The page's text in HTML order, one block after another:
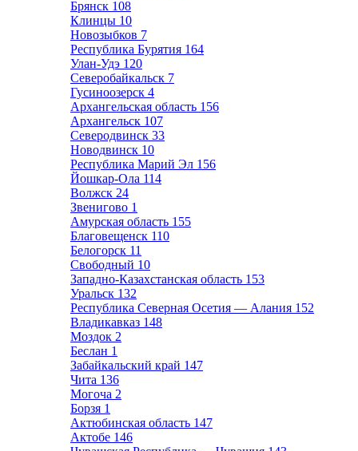
Брянск 108
Клинцы 10
Новозыбков 7
Республика Бурятия 164
Улан-Удэ 120
Северобайкальск 7
Гусиноозерск 4
Архангельская область 156
Архангельск 107
Северодвинск 33
Новодвинск 10
Республика Марий Эл 156
Йошкар-Ола 114
Волжск 24
Звенигово 1
Амурская область 155
Благовещенск 110
Белогорск 11
Свободный 10
Западно-Казахстанская область 153
Уральск 132
Республика Северная Осетия — Алания 152
Владикавказ 148
Моздок 2
Беслан 1
Забайкальский край 147
Чита 136
Могоча 2
Борзя 1
Актюбинская область 147
Актобе 146